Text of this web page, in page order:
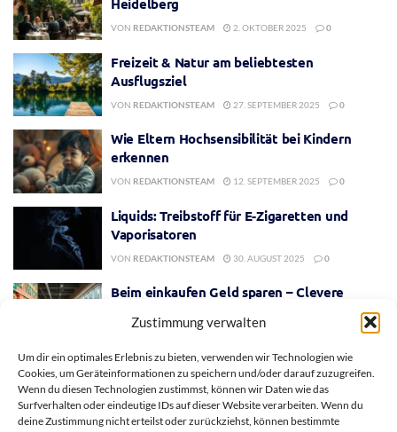
Zustimmung verwalten
Um dir ein optimales Erlebnis zu bieten, verwenden wir Technologien wie
Cookies, um Geräteinformationen zu speichern und/oder darauf zuzugreifen.
Wenn du diesen Technologien zustimmst, können wir Daten wie das
Surfverhalten oder eindeutige IDs auf dieser Website verarbeiten. Wenn du
deine Zustimmung nicht erteilst oder zurückziehst, können bestimmte
Heidelberg
VON REDAKTIONSTEAM 2. OKTOBER 2025 0
Freizeit & Natur am beliebtesten
Ausflugsziel
VON REDAKTIONSTEAM 27. SEPTEMBER 2025 0
Wie Eltern Hochsensibilität bei Kindern
erkennen
VON REDAKTIONSTEAM 12. SEPTEMBER 2025 0
Liquids: Treibstoff für E-Zigaretten und
Vaporisatoren
VON REDAKTIONSTEAM 30. AUGUST 2025 0
Beim einkaufen Geld sparen – Clevere